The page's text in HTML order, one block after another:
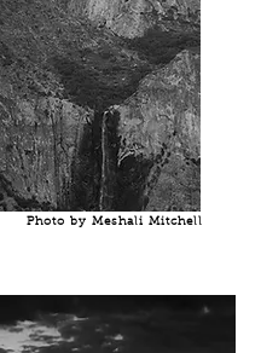
Photo by Meshali Mitchell